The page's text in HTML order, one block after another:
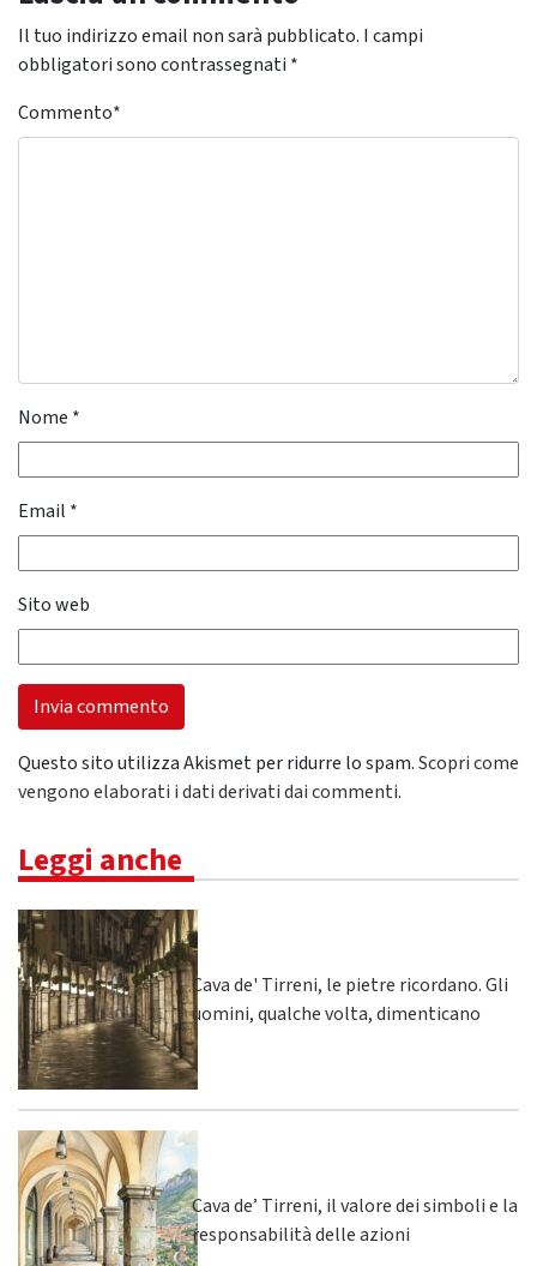
Il tuo indirizzo email non sarà pubblicato. I campi
obbligatori sono contrassegnati *
Commento*
Nome *
Email *
Sito web
Questo sito utilizza Akismet per ridurre lo spam.Scopri come
vengono elaborati i dati derivati dai commenti.
Leggi anche
Cava de' Tirreni, le pietre ricordano. Gli
uomini, qualche volta, dimenticano
Cava de’ Tirreni, il valore dei simboli e la
responsabilità delle azioni